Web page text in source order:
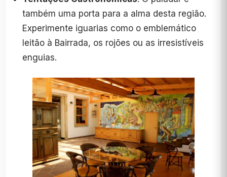
também uma porta para a alma desta região.
Experimente iguarias como o emblemático
leitão à Bairrada, os rojões ou as irresistíveis
enguias.